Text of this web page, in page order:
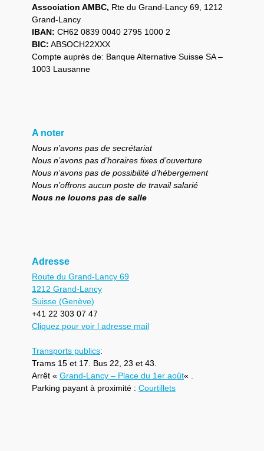
Association AMBC, Rte du Grand-Lancy 69, 1212
Grand-Lancy
IBAN: CH62 0839 0040 2795 1000 2
BIC: ABSOCH22XXX
Compte auprès de: Banque Alternative Suisse SA –
1003 Lausanne
A noter
Nous n’avons pas de secrétariat
Nous n’avons pas d’horaires fixes d’ouverture
Nous n’avons pas de possibilité d’hébergement
Nous n’offrons aucun poste de travail salarié
Nous ne louons pas de salle
Adresse
Route du Grand-Lancy 69
1212 Grand-Lancy
Suisse (Genève)
+41 22 303 07 47
Cliquez pour voir l adresse mail
Transports publics:
Trams 15 et 17. Bus 22, 23 et 43.
Arrêt « Grand-Lancy – Place du 1er août« .
Parking payant à proximité : Courtillets